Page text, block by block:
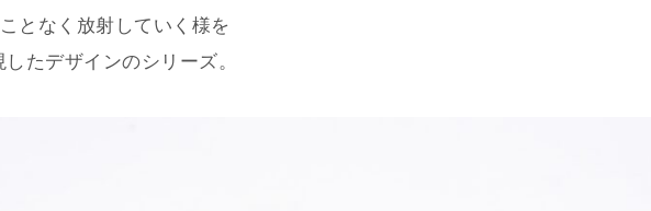
となく放射していく様を
たデザインのシリーズ。